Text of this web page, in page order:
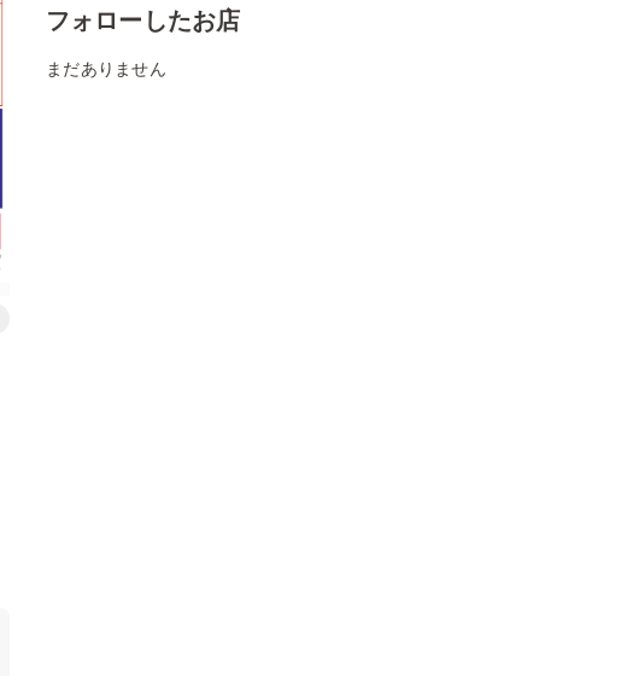
フォローしたお店
まだありません